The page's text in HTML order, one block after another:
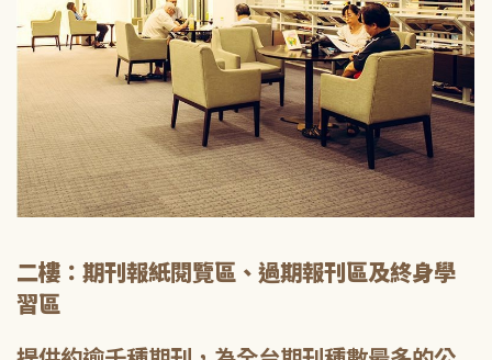
二樓：期刊報紙閱覽區、過期報刊區及終身學
習區